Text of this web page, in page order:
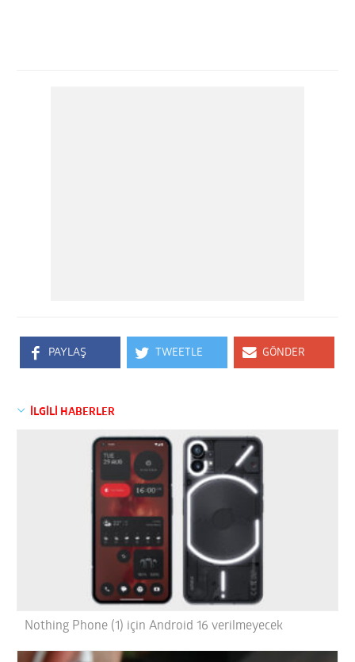
PAYLAŞ TWEETLE GÖNDER
İLGİLİ HABERLER
Nothing Phone (1) için Android 16 verilmeyecek